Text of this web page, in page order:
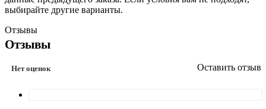
выбирайте другие варианты.
Отзывы
Отзывы
Нет оценок Оставить отзыв